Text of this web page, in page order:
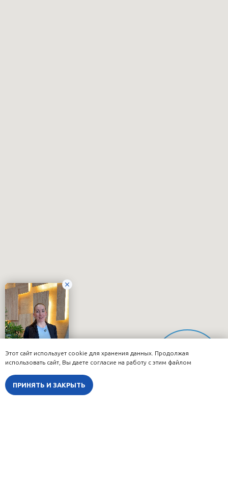
Этот сайт использует cookie для хранения данных. Продолжая
использовать сайт, Вы даете согласие на работу с этим файлом
ПРИНЯТЬ И ЗАКРЫТЬ
Онлайн-